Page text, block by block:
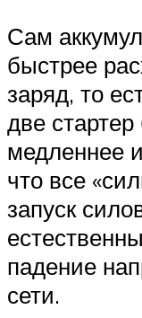
Сам
быстрее
заряд, то
две стартер
медленнее
что все
запуск
падение
сети.